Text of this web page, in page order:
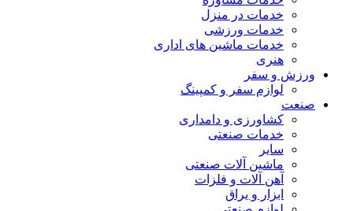
خدمات در منزل
خدمات ورزشی
خدمات ماشین های اداری
هنری
ورزش و سفر
لوازم سفر و کمپینگ
صنعت
کشاورزی و دامداری
خدمات صنعتی
سایر
ماشین آلات صنعتی
آهن آلات و فلزات
ابزار و یراق